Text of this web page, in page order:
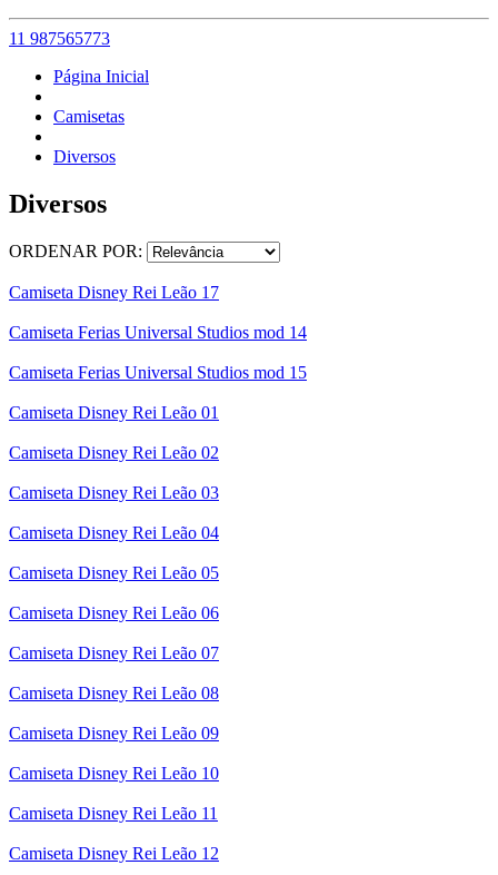
11 987565773
Página Inicial
Camisetas
Diversos
Diversos
ORDENAR POR:
Camiseta Disney Rei Leão 17
Camiseta Ferias Universal Studios mod 14
Camiseta Ferias Universal Studios mod 15
Camiseta Disney Rei Leão 01
Camiseta Disney Rei Leão 02
Camiseta Disney Rei Leão 03
Camiseta Disney Rei Leão 04
Camiseta Disney Rei Leão 05
Camiseta Disney Rei Leão 06
Camiseta Disney Rei Leão 07
Camiseta Disney Rei Leão 08
Camiseta Disney Rei Leão 09
Camiseta Disney Rei Leão 10
Camiseta Disney Rei Leão 11
Camiseta Disney Rei Leão 12